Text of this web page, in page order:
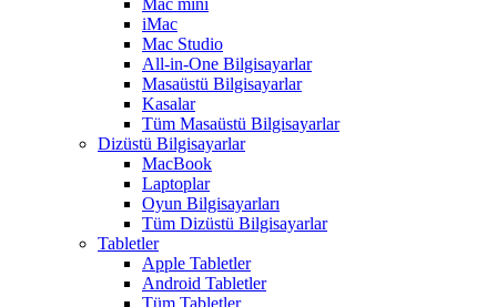
Mac mini
iMac
Mac Studio
All-in-One Bilgisayarlar
Masaüstü Bilgisayarlar
Kasalar
Tüm Masaüstü Bilgisayarlar
Dizüstü Bilgisayarlar
MacBook
Laptoplar
Oyun Bilgisayarları
Tüm Dizüstü Bilgisayarlar
Tabletler
Apple Tabletler
Android Tabletler
Tüm Tabletler